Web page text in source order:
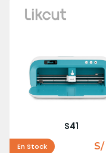
S41
En Stock